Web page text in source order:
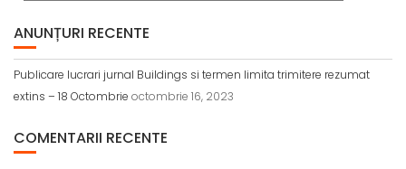
ANUNȚURI RECENTE
Publicare lucrari jurnal Buildings si termen limita trimitere rezumat
extins – 18 Octombrie octombrie 16, 2023
COMENTARII RECENTE